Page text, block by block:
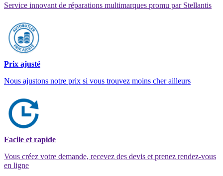
Service innovant de réparations multimarques promu par Stellantis
Prix ajusté
Nous ajustons notre prix si vous trouvez moins cher ailleurs
Facile et rapide
Vous créez votre demande, recevez des devis et prenez rendez-vous
en ligne